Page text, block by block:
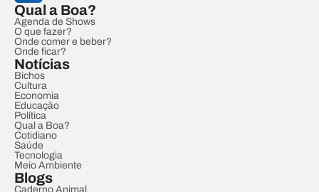
Qual a Boa?
Agenda de Shows
O que fazer?
Onde comer e beber?
Onde ficar?
Notícias
Bichos
Cultura
Economia
Educação
Política
Qual a Boa?
Cotidiano
Saúde
Tecnologia
Meio Ambiente
Blogs
Caderno Animal